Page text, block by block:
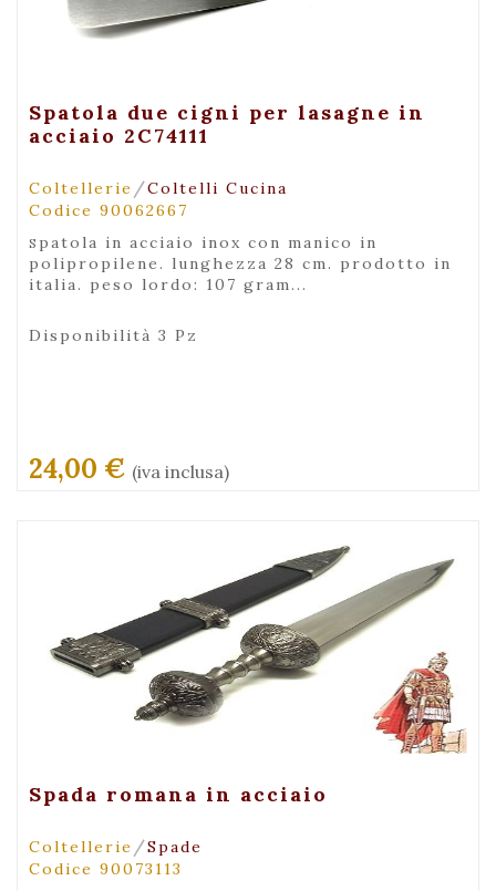
+ Visualizza
Spatola due cigni per lasagne in
acciaio 2C74111
Coltellerie /Coltelli Cucina
Codice 90062667
spatola in acciaio inox con manico in
polipropilene. lunghezza 28 cm. prodotto in
italia. peso lordo: 107 gram...
Disponibilità 3 Pz
24,00 € (iva inclusa)
+ Visualizza
Spada romana in acciaio
Coltellerie /Spade
Codice 90073113